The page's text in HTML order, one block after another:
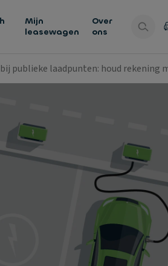
Mijn
leasewagen
Over
ons
publieke laadpunten: houd rekening